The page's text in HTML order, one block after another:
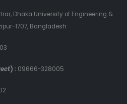
Dhaka University of Engineering &
1707, Bangladesh
) : 09666-328005